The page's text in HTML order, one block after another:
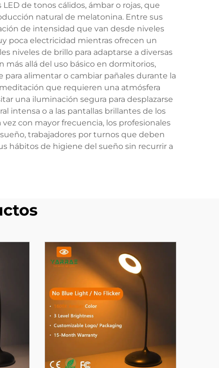
de tonos cálidos, ámbar o rojas, que
natural de melatonina. Entre sus
de intensidad que van desde niveles
poca electricidad mientras ofrecen un
niveles de brillo para adaptarse a diversas
más allá del uso básico en dormitorios,
alimentar o cambiar pañales durante la
que requieren una atmósfera
una iluminación segura para desplazarse
intensa o a las pantallas brillantes de los
con mayor frecuencia, los profesionales
trabajadores por turnos que deben
hábitos de higiene del sueño sin recurrir a